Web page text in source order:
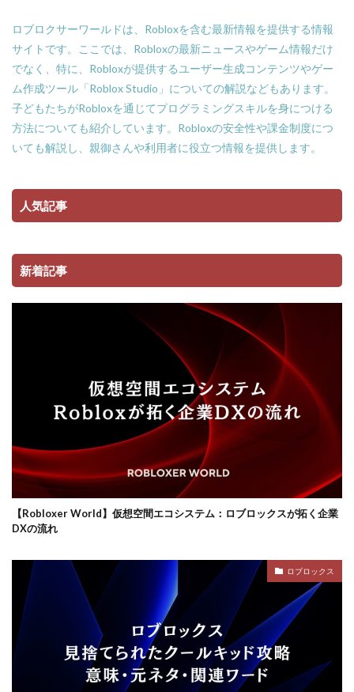
ロブロクサーワールドは、Robloxを含む最新情報を提供する情報
サイトです。ここでは、Robloxの最新ニュースやゲーム情報だけ
でなく、特に、Robloxが提供するユーザー生成コンテンツやゲー
ム作成ツール「Roblox Studio」についての解説などもあります。
子どもたちがRobloxを通じてプログラミングスキルを身につける
方法についても紹介しています。Robloxの安全性や課金制度につ
いても解説し、親御さんや利用者に役立つ情報を提供します。
人気記事
新着記事
【Robloxer World】仮想空間エコシステム：ロブロックスが拓く企業
DXの流れ
ロブロックス